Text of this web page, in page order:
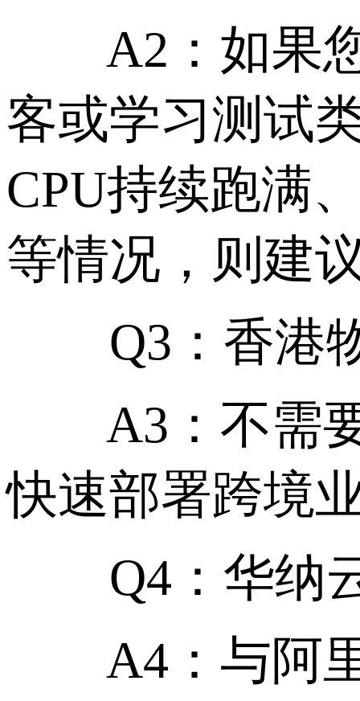
A2：如果您
客或学习测试
CPU持续跑满
等情况，则建
Q3：香港物
A3：不需要
快速部署跨境
Q4：华纳云
A4：与阿里